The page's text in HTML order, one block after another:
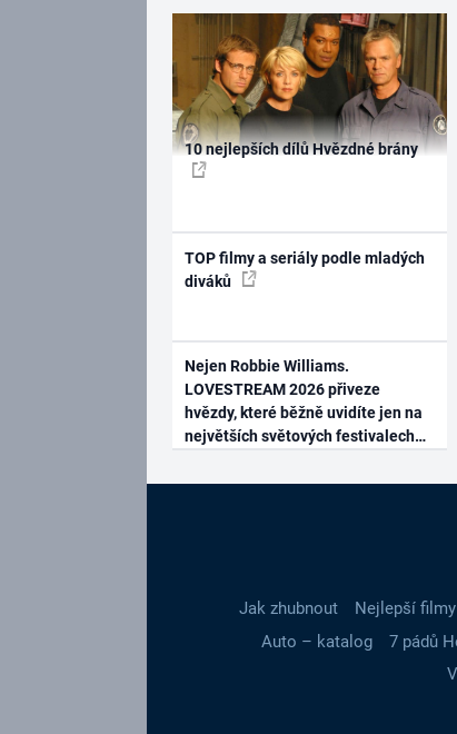
10 nejlepších dílů Hvězdné brány
TOP filmy a seriály podle mladých
diváků
Nejen Robbie Williams.
LOVESTREAM 2026 přiveze
hvězdy, které běžně uvidíte jen na
největších světových festivalech
Jak zhubnout Nejlepší
Auto – katalog
7 pádů